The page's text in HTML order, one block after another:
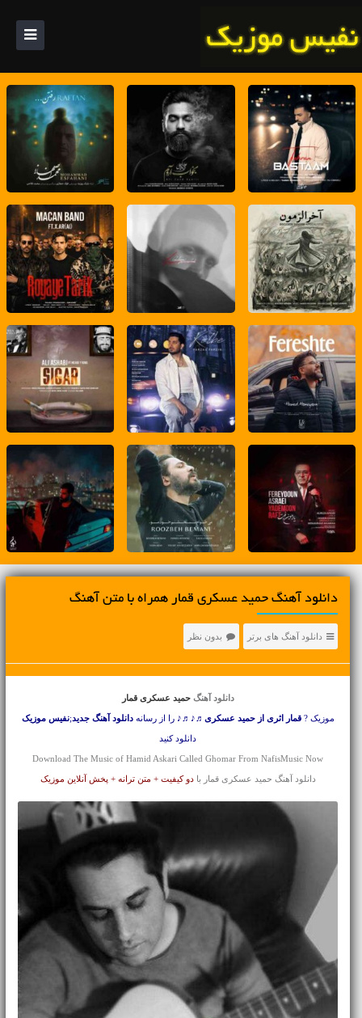
دانلود آهنگ حمید عسکری قمار همراه با متن آهنگ
دانلود آهنگ های برتر بدون نظر
دانلود آهنگ حمید عسکری قمار
موزیک ?قمار اثری از حمید عسکری ♬♪♬♪ را از رسانهدانلود آهنگ جدید;نفیس موزیک
دانلود کنید
Download The Music of Hamid Askari Called Ghomar From NafisMusic Now
دانلود آهنگ حمید عسکری قمار بادو کیفیت + متن ترانه + پخش آنلاین موزیک